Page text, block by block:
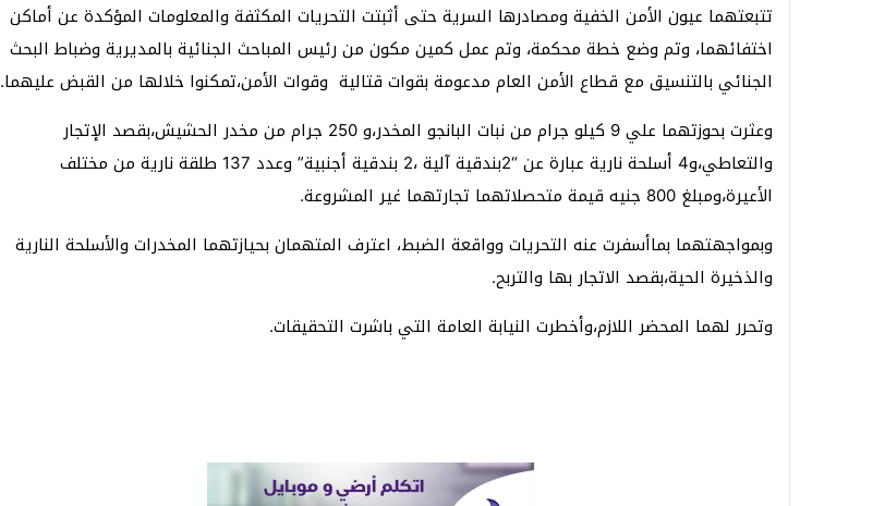
تتبعتهما عيون الأمن الخفية ومصادرها السرية حتى أثبتت التحريات المكثفة والمعلومات المؤكدة عن أماكن
اختفائهما، وتم وضع خطة محكمة، وتم عمل كمين مكون من رئيس المباحث الجنائية بالمديرية وضباط البحث
الجنائي بالتنسيق مع قطاع الأمن العام مدعومة بقوات قتالية وقوات الأمن،تمكنوا خلالها من القبض عليهما.
وعثرت بحوزتهما علي 9 كيلو جرام من نبات البانجو المخدر،و 250 جرام من مخدر الحشيش،بقصد الإتجار
والتعاطي،و4 أسلحة نارية عبارة عن “2بندقية آلية ،2 بندقية أجنبية” وعدد 137 طلقة نارية من مختلف
الأعيرة،ومبلغ 800 جنيه قيمة متحصلاتهما تجارتهما غير المشروعة.
وبمواجهتهما بماأسفرت عنه التحريات وواقعة الضبط، اعترف المتهمان بحيازتهما المخدرات والأسلحة النارية
والذخيرة الحية،بقصد الاتجار بها والتربح.
وتحرر لهما المحضر اللازم،وأخطرت النيابة العامة التي باشرت التحقيقات.